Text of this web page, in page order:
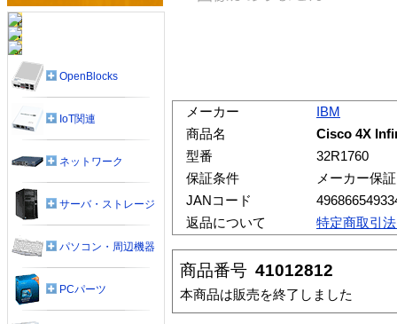
メーカー
IBM
商品名
Cisco 4X
型番
32R1760
保証条件
メーカー保証
JANコード
返品について
特定商取引
商品番号 41012812
本商品は販売を終了しました
OpenBlocks
IoT関連
ネットワーク
サーバ・ストレージ
パソコン・周辺機器
PCパーツ